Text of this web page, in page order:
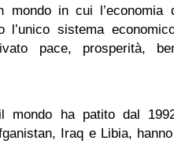
in cui l’economia
l’unico sistema
pace, prosperità,
mondo ha patito dal
Iraq e Libia,